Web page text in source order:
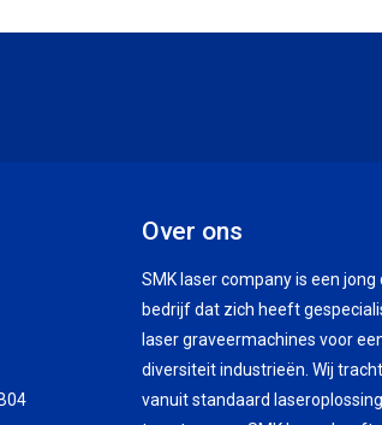
Over ons
SMK laser company is een jong
bedrijf dat zich heeft
laser graveermachines voor
diversiteit industrieën. Wij
vanuit standaard